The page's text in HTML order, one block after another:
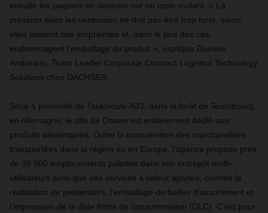
ensuite les paquets en douceur sur un tapis roulant. « La
pression dans les ventouses ne doit pas être trop forte, sinon
elles laissent des empreintes et, dans le pire des cas,
endommagent l’emballage du produit », explique Daniele
Andreano, Team Leader Corporate Contract Logistics Technology
Solutions chez DACHSER.
Situé à proximité de l’autoroute A33, dans la forêt de Teutobourg,
en Allemagne, le site de Dissen est entièrement dédié aux
produits alimentaires. Outre la manutention des marchandises
transportées dans la région ou en Europe, l’agence propose près
de 39 000 emplacements palettes dans son entrepôt multi-
utilisateurs ainsi que des services à valeur ajoutée, comme la
réalisation de présentoirs, l’emballage de boîtes d’assortiment et
l’impression de la date limite de consommation (DLC). C’est pour